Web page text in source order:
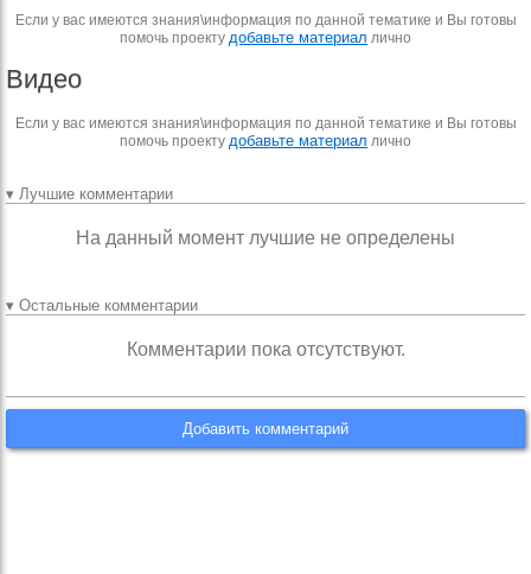
Если у вас имеются знания\информация по данной тематике и Вы готовы
помочь проекту добавьте материал лично
Видео
Если у вас имеются знания\информация по данной тематике и Вы готовы
помочь проекту добавьте материал лично
▾ Лучшие комментарии
На данный момент лучшие не определены
▾ Остальные комментарии
Комментарии пока отсутствуют.
Добавить комментарий